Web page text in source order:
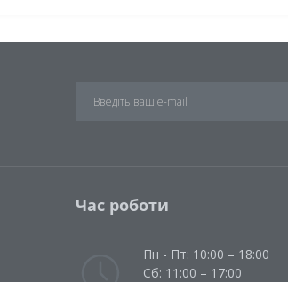
Час роботи
Пн - Пт: 10:00 – 18:00
Сб: 11:00 – 17:00